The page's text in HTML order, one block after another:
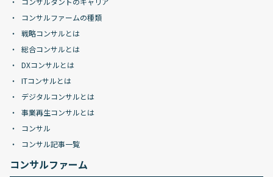
コンサルファームの種類
戦略コンサルとは
総合コンサルとは
DXコンサルとは
ITコンサルとは
デジタルコンサルとは
事業再生コンサルとは
コンサル
コンサル記事一覧
コンサルファーム